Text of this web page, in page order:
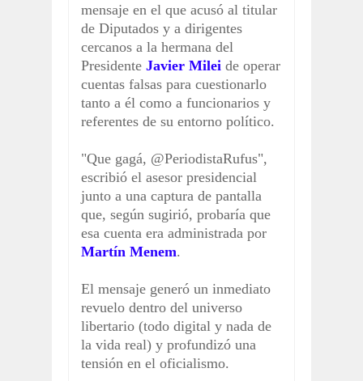
mensaje en el que acusó al titular
de Diputados y a dirigentes
cercanos a la hermana del
Presidente Javier Milei de operar
cuentas falsas para cuestionarlo
tanto a él como a funcionarios y
referentes de su entorno político.
"Que gagá, @PeriodistaRufus",
escribió el asesor presidencial
junto a una captura de pantalla
que, según sugirió, probaría que
esa cuenta era administrada por
Martín Menem.
El mensaje generó un inmediato
revuelo dentro del universo
libertario (todo digital y nada de
la vida real) y profundizó una
tensión en el oficialismo.